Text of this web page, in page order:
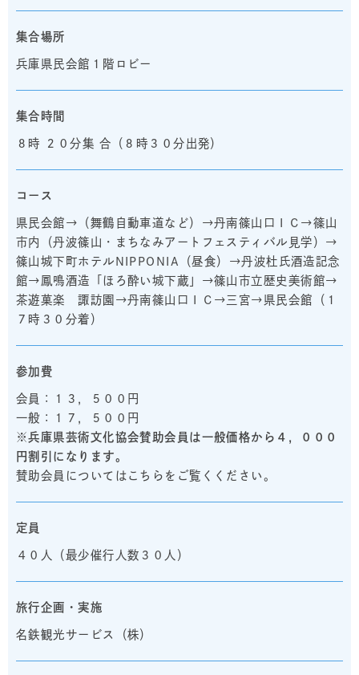
集合場所
兵庫県民会館１階ロビー
集合時間
８時 ２０分集 合（８時３０分出発）
コース
県民会館→（舞鶴自動車道など）→丹南篠山口ＩＣ→篠山
市内（丹波篠山・まちなみアートフェスティバル見学）→
篠山城下町ホテルNIPPONIA（昼食）→丹波杜氏酒造記念
館→鳳鳴酒造「ほろ酔い城下蔵」→篠山市立歴史美術館→
茶遊菓楽 諏訪園→丹南篠山口ＩＣ→三宮→県民会館（１
７時３０分着）
参加費
会員：１３，５００円
一般：１７，５００円
※兵庫県芸術文化協会賛助会員は一般価格から４，０００
円割引になります。
賛助会員についてはこちらをご覧くください。
定員
４０人（最少催行人数３０人）
旅行企画・実施
名鉄観光サービス（株）